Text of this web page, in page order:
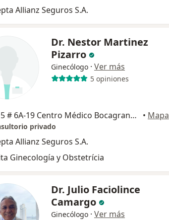
Allianz Seguros S.A.
Dr. Nestor Martinez
Pizarro
Ginecólogo · Ver más
5 opiniones
Cll. 5 # 6A-19 Centro Médico Bocagrande Of.503 5°piso, Cartagena • Mapa
privado
Allianz Seguros S.A.
Ginecología y Obstetrícia
Dr. Julio Faciolince
Camargo
Ginecólogo · Ver más